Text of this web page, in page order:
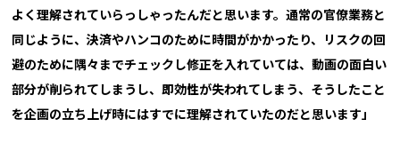
よく理解されていらっしゃったんだと思います。通常の官僚業務と
同じように、決済やハンコのために時間がかかったり、リスクの回
避のために隅々までチェックし修正を入れていては、動画の面白い
部分が削られてしまうし、即効性が失われてしまう――、そうしたこと
を企画の立ち上げ時にはすでに理解されていたのだと思います」